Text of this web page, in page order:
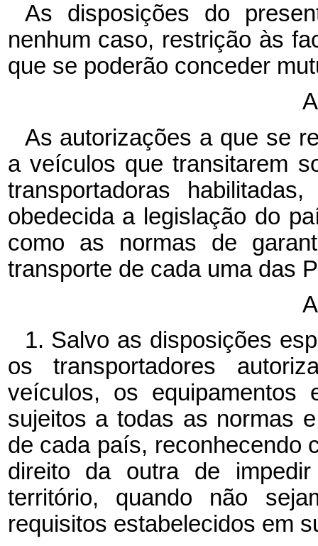
As disposições do
nenhum caso, restrição às
que se poderão conceder
As autorizações a que se
a veículos que transitarem
transportadoras
obedecida a legislação do
como as normas de
transporte de cada uma das
1. Salvo as disposições
os transportadores
veículos, os
sujeitos a todas as normas
de cada país, reconhecendo
direito da outra de
território, quando não
requisitos estabelecidos em